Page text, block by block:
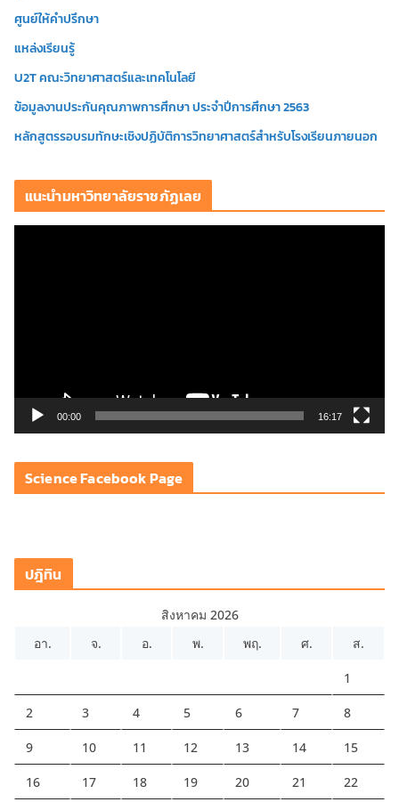
ศูนย์ให้คำปรึกษา
แหล่งเรียนรู้
U2T คณะวิทยาศาสตร์และเทคโนโลยี
ข้อมูลงานประกันคุณภาพการศึกษา ประจำปีการศึกษา 2563
หลักสูตรรอบรมทักษะเชิงปฏิบัติการวิทยาศาสตร์สำหรับโรงเรียนภายนอก
แนะนำมหาวิทยาลัยราชภัฏเลย
ดี
00:00 16:17
Science Facebook Page
ปฎิทิน
สิงหาคม 2026
อา.
จ. อ. พ. พฤ. ศ. ส.
1
2 3 4 5 6 7 8
9 10 11 12 13 14 15
16 17 18 19 20 21 22